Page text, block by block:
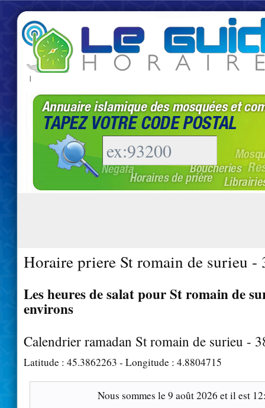
|
Horaire priere St romain de surieu -
Les heures de salat pour St romain de
environs
Calendrier ramadan St romain de surieu -
Latitude : 45.3862263 - Longitude : 4.8804715
Nous sommes le9 août 2026 et il est